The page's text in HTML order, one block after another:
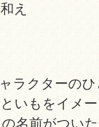
え
ラクターの
いもをイメ
名前がつい